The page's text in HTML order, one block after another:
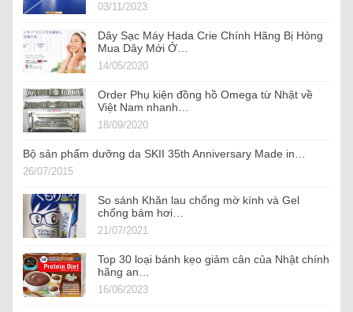
03/11/2023
Dây Sạc Máy Hada Crie Chính Hãng Bị Hỏng
Mua Dây Mới Ở…
14/05/2020
Order Phụ kiện đồng hồ Omega từ Nhật về
Việt Nam nhanh…
18/09/2020
Bộ sản phẩm dưỡng da SKII 35th Anniversary Made in…
26/07/2015
So sánh Khăn lau chống mờ kính và Gel
chống bám hơi…
21/07/2021
Top 30 loại bánh kẹo giảm cân của Nhật chính
hãng an…
16/06/2023